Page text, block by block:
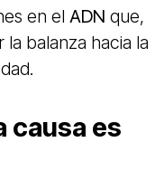
en el ADN que,
balanza hacia la
causa es